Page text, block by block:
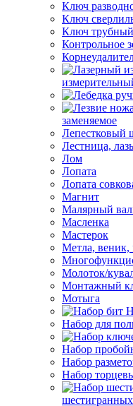
Ключ
Ключ
Ключ трубный
Контрольное
заменяемое
Лепестковый
Лестница,
Лом
Лопата
Лопата
Магнит
Малярный
Масленка
Мастерок
Метла, веник,
Молоток/
Монтажный
Мотыга
Набор для
Набор
Набор
Набор